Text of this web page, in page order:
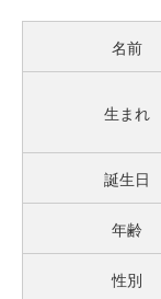
名前
生まれ
誕生日
年齢
性別